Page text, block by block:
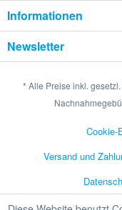
Informationen
Newsletter
* Alle Preise inkl.
Cookie-
Versand und